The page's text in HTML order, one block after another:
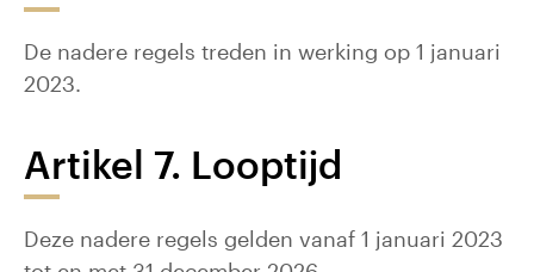
De nadere regels treden in werking op 1 januari
2023.
Artikel 7. Looptijd
Deze nadere regels gelden vanaf 1 januari 2023